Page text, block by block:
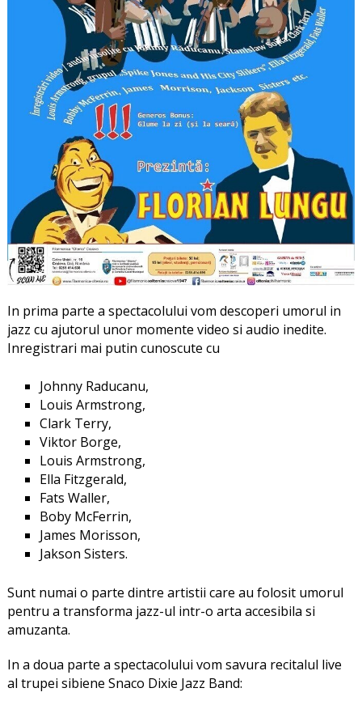
In prima parte a spectacolului vom descoperi umorul in
jazz cu ajutorul unor momente video si audio inedite.
Inregistrari mai putin cunoscute cu
Johnny Raducanu,
Louis Armstrong,
Clark Terry,
Viktor Borge,
Louis Armstrong,
Ella Fitzgerald,
Fats Waller,
Boby McFerrin,
James Morisson,
Jakson Sisters.
Sunt numai o parte dintre artistii care au folosit umorul
pentru a transforma jazz-ul intr-o arta accesibila si
amuzanta.
In a doua parte a spectacolului vom savura recitalul live
al trupei sibiene Snaco Dixie Jazz Band: